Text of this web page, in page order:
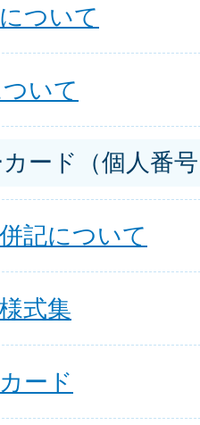
ついて
いて
ード（個人番
記について
式集
ード